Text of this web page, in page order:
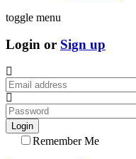
toggle menu
Login or Sign up
Login
Remember Me